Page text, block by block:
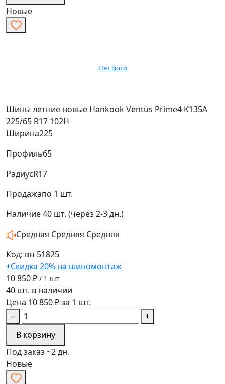
Новые
Нет фото
Шины летние новые Hankook Ventus Prime4 K135А
225/65 R17 102H
Ширина225
Профиль65
РадиусR17
Продажапо 1 шт.
Наличие40 шт. (через 2-3 дн.)
Средняя Средняя Средняя
Код: вн-51825
+Скидка 20% на шиномонтаж
10 850 ₽ / 1 шт
40 шт. в наличии
Цена 10 850 ₽ за 1 шт.
−
+
В корзину
Под заказ ~2 дн.
Новые